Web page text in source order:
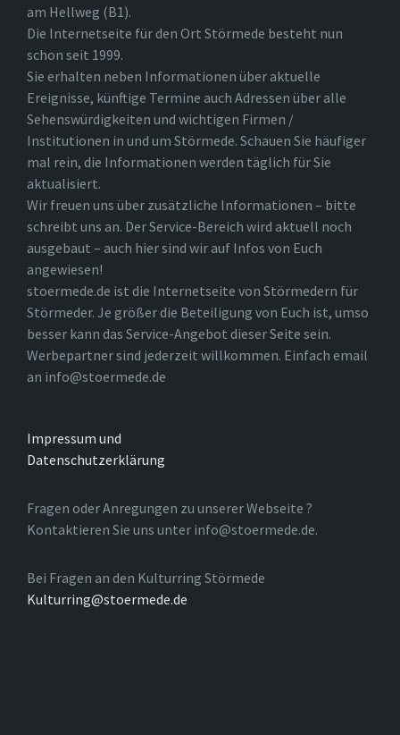
am Hellweg (B1).
Die Internetseite für den Ort Störmede besteht nun
schon seit 1999.
Sie erhalten neben Informationen über aktuelle
Ereignisse, künftige Termine auch Adressen über alle
Sehenswürdigkeiten und wichtigen Firmen /
Institutionen in und um Störmede. Schauen Sie häufiger
mal rein, die Informationen werden täglich für Sie
aktualisiert.
Wir freuen uns über zusätzliche Informationen – bitte
schreibt uns an. Der Service-Bereich wird aktuell noch
ausgebaut – auch hier sind wir auf Infos von Euch
angewiesen!
stoermede.de ist die Internetseite von Störmedern für
Störmeder. Je größer die Beteiligung von Euch ist, umso
besser kann das Service-Angebot dieser Seite sein.
Werbepartner sind jederzeit willkommen. Einfach email
an info@stoermede.de
Impressum und
Datenschutzerklärung
Fragen oder Anregungen zu unserer Webseite ?
Kontaktieren Sie uns unter info@stoermede.de.
Bei Fragen an den Kulturring Störmede
Kulturring@stoermede.de